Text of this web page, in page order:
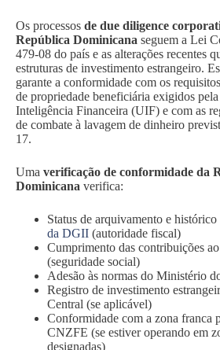
Os processos de due diligence
República Dominicana seguem a Lei
479-08 do país e as alterações recentes
estruturas de investimento estrangeiro.
garante a conformidade com os
de propriedade beneficiária exigidos
Inteligência Financeira (UIF) e com as
de combate à lavagem de dinheiro
17.
Uma verificação de conformidade da
Dominicana verifica:
Status de arquivamento e histórico
da DGII (autoridade fiscal)
Cumprimento das contribuições
(seguridade social)
Adesão às normas do Ministério
Registro de investimento
Central (se aplicável)
Conformidade com a zona franca
CNZFE (se estiver operando em
designadas)